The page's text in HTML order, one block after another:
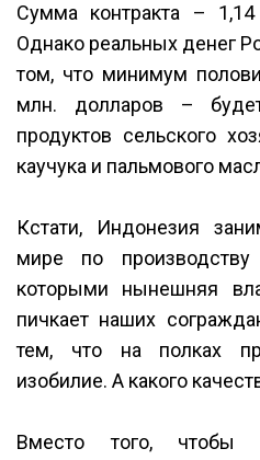
Сумма контракта –
Однако реальных денег
том, что минимум
млн. долларов –
продуктов сельского
каучука и пальмового
Кстати, Индонезия
мире по производству
которыми нынешняя
пичкает наших
тем, что на полках
изобилие. А какого
Вместо того, чтобы